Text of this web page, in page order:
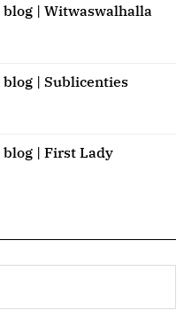
| Witwaswalhalla
| Sublicenties
| First Lady